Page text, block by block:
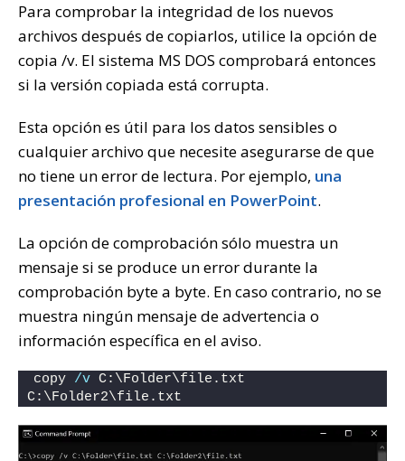
Para comprobar la integridad de los nuevos
archivos después de copiarlos, utilice la opción de
copia /v. El sistema MS DOS comprobará entonces
si la versión copiada está corrupta.
Esta opción es útil para los datos sensibles o
cualquier archivo que necesite asegurarse de que
no tiene un error de lectura. Por ejemplo, una
presentación profesional en PowerPoint.
La opción de comprobación sólo muestra un
mensaje si se produce un error durante la
comprobación byte a byte. En caso contrario, no se
muestra ningún mensaje de advertencia o
información específica en el aviso.
copy /v C:\Folder\file.txt
C:\Folder2\file.txt